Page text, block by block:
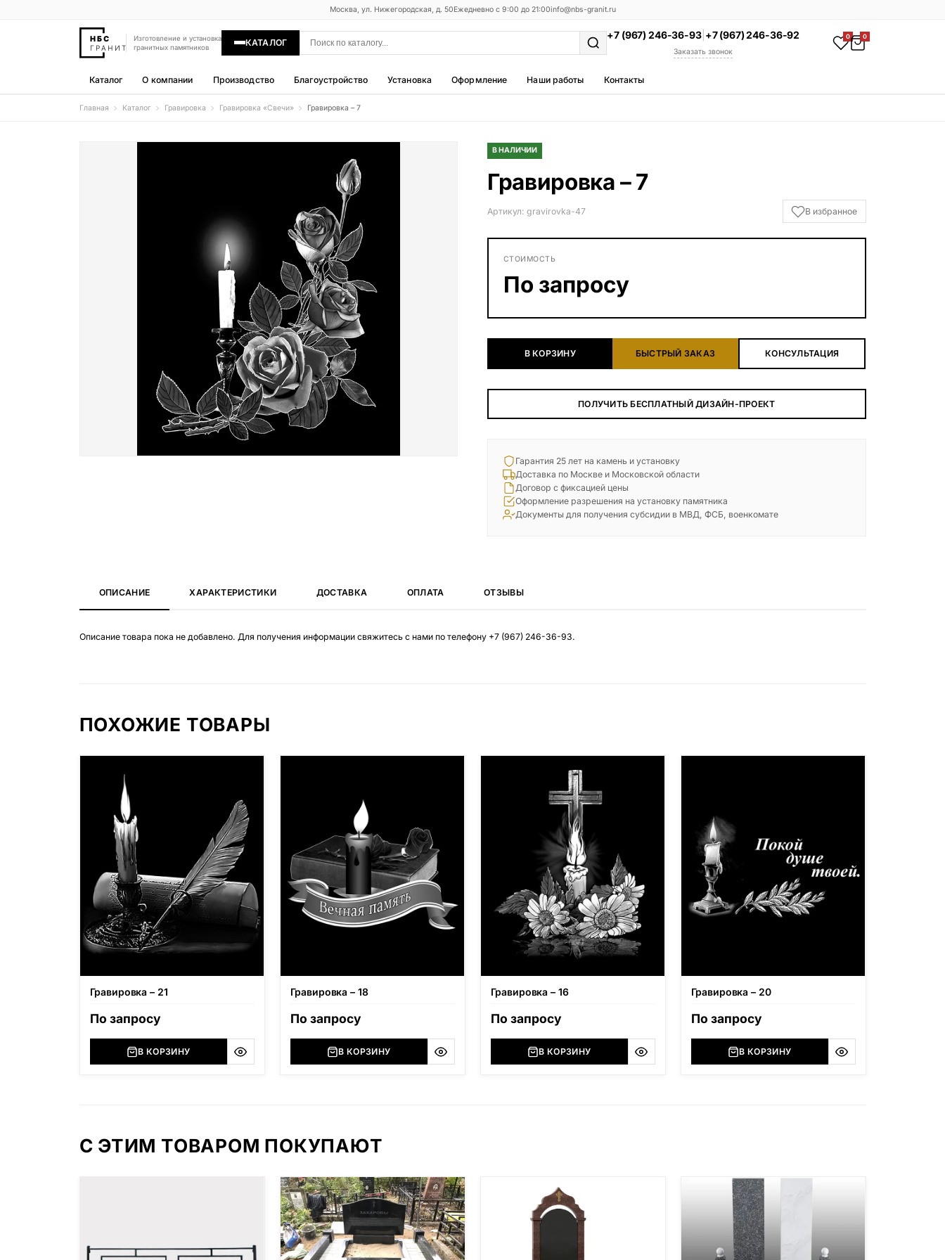
Москва, ул. Нижегородская, д. 50Ежедневно с 9:00 до 21:00info@nbs-granit.ru
Изготовление и установка
гранитных памятников
КАТАЛОГ
+7 (967) 246-36-93| +7 (967) 246-36-92
Заказать звонок
0 0
Каталог О компании Производство Благоустройство Установка Оформление Наши работы Контакты
Благоустройство
Металлические ограды
ЗАКАЗАТЬ ЗВОНОК
Главная Каталог Гравировка Гравировка «Свечи‎»‎ Гравировка – 7
В НАЛИЧИИ
Гравировка – 7
Артикул: gravirovka-47 В избранное
СТОИМОСТЬ
По запросу
В КОРЗИНУ БЫСТРЫЙ ЗАКАЗ КОНСУЛЬТАЦИЯ
ПОЛУЧИТЬ БЕСПЛАТНЫЙ ДИЗАЙН-ПРОЕКТ
Гарантия 25 лет на камень и установку
Доставка по Москве и Московской области
Договор с фиксацией цены
Оформление разрешения на установку памятника
Документы для получения субсидии в МВД, ФСБ, военкомате
ОПИСАНИЕ ХАРАКТЕРИСТИКИ ДОСТАВКА ОПЛАТА ОТЗЫВЫ
Описание товара пока не добавлено. Для получения информации свяжитесь с нами по телефону +7 (967) 246-36-93.
ПОХОЖИЕ ТОВАРЫ
Гравировка – 21
По запросу
В КОРЗИНУ
Гравировка – 18
По запросу
В КОРЗИНУ
Гравировка – 16
По запросу
В КОРЗИНУ
Гравировка – 20
По запросу
В КОРЗИНУ
С ЭТИМ ТОВАРОМ ПОКУПАЮТ